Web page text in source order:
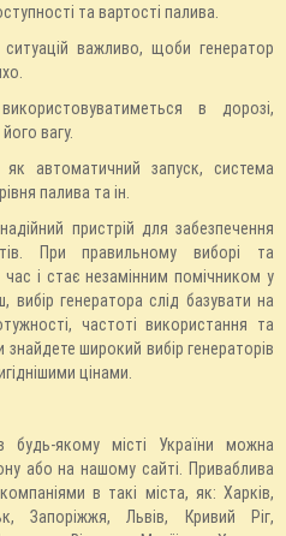
та вартості палива.
важливо, щоби генератор
в дорозі,
вагу.
як автоматичний запуск, система
палива та ін.
пристрій для забезпечення
При правильному виборі та
час і стає незамінним помічником у
вибір генератора слід базувати на
частоті використання та
широкий вибір генераторів
цінами.
якому місті України можна
або на нашому сайті. Приваблива
в такі міста, як: Харків,
Запоріжжя, Львів, Кривий Ріг,